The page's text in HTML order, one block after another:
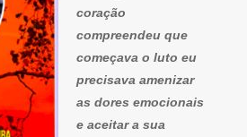
coração
compreendeu que
começava o luto eu
precisava amenizar
as dores emocionais
e aceitar a sua